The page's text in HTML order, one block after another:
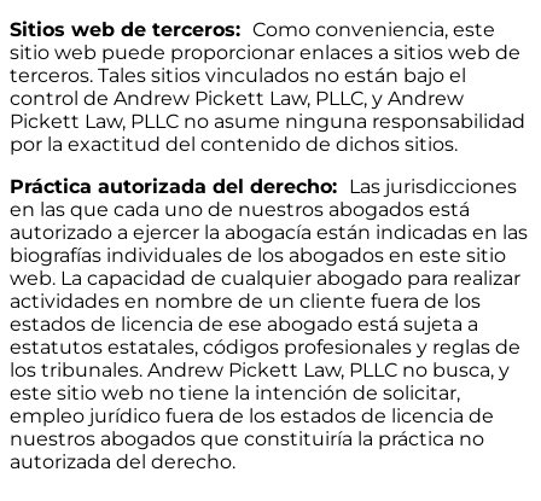
Sitios web de terceros: Como conveniencia, este
sitio web puede proporcionar enlaces a sitios web de
terceros. Tales sitios vinculados no están bajo el
control de Andrew Pickett Law, PLLC, y Andrew
Pickett Law, PLLC no asume ninguna responsabilidad
por la exactitud del contenido de dichos sitios.
Práctica autorizada del derecho: Las jurisdicciones
en las que cada uno de nuestros abogados está
autorizado a ejercer la abogacía están indicadas en las
biografías individuales de los abogados en este sitio
web. La capacidad de cualquier abogado para realizar
actividades en nombre de un cliente fuera de los
estados de licencia de ese abogado está sujeta a
estatutos estatales, códigos profesionales y reglas de
los tribunales. Andrew Pickett Law, PLLC no busca, y
este sitio web no tiene la intención de solicitar,
empleo jurídico fuera de los estados de licencia de
nuestros abogados que constituiría la práctica no
autorizada del derecho.